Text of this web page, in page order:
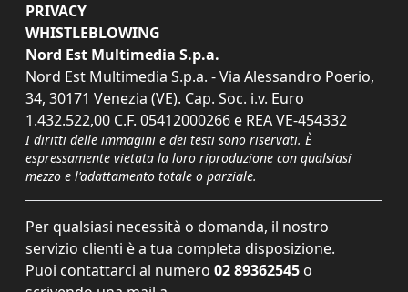
PRIVACY
WHISTLEBLOWING
Nord Est Multimedia S.p.a.
Nord Est Multimedia S.p.a. - Via Alessandro Poerio,
34, 30171 Venezia (VE). Cap. Soc. i.v. Euro
1.432.522,00 C.F. 05412000266 e REA VE-454332
I diritti delle immagini e dei testi sono riservati. È
espressamente vietata la loro riproduzione con qualsiasi
mezzo e l'adattamento totale o parziale.
Per qualsiasi necessità o domanda, il nostro
servizio clienti è a tua completa disposizione.
Puoi contattarci al numero 02 89362545 o